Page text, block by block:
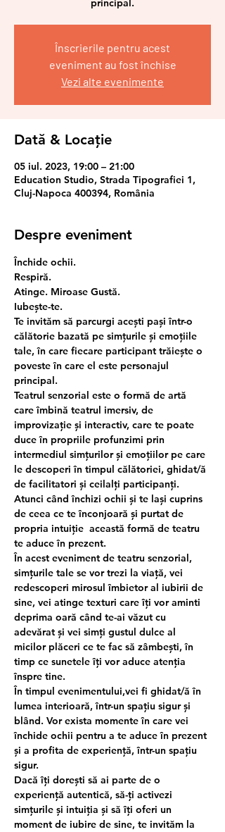
principal.
Înscrierile pentru acest
eveniment au fost închise
Vezi alte evenimente
Dată & Locație
05 iul. 2023, 19:00 – 21:00
Education Studio, Strada Tipografiei 1,
Cluj-Napoca 400394, România
Despre eveniment
Închide ochii.
Respiră.
Atinge. Miroase Gustă.
Iubește-te.
Te invităm să parcurgi acești pași într-o
călătorie bazată pe simțurile și emoțiile
tale, în care fiecare participant trăiește o
poveste în care el este personajul
principal.
Teatrul senzorial este o formă de artă
care îmbină teatrul imersiv, de
improvizație și interactiv, care te poate
duce în propriile profunzimi prin
intermediul simțurilor și emoțiilor pe care
le descoperi în timpul călătoriei, ghidat/ă
de facilitatori și ceilalți participanți.
Atunci când închizi ochii și te lași cuprins
de ceea ce te înconjoară și purtat de
propria intuiție  această formă de teatru
te aduce în prezent.
În acest eveniment de teatru senzorial,
simțurile tale se vor trezi la viață, vei
redescoperi mirosul îmbietor al iubirii de
sine, vei atinge texturi care îți vor aminti
deprima oară când te-ai văzut cu
adevărat și vei simți gustul dulce al
micilor plăceri ce te fac să zâmbești, în
timp ce sunetele îți vor aduce atenția
înspre tine.
În timpul evenimentului,vei fi ghidat/ă în
lumea interioară, într-un spațiu sigur și
blând. Vor exista momente în care vei
închide ochii pentru a te aduce în prezent
și a profita de experiență, într-un spațiu
sigur.
Dacă îți dorești să ai parte de o
experiență autentică, să-ți activezi
simțurile și intuiția și să îți oferi un
moment de iubire de sine, te invităm la